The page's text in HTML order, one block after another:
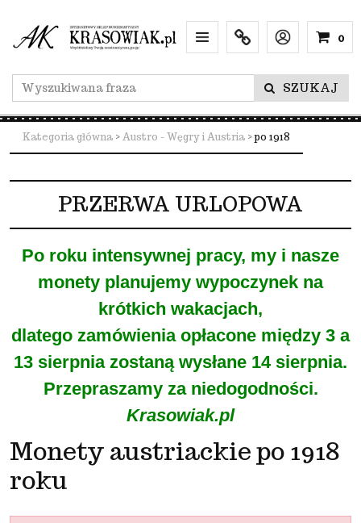
Menu Info Lang
SZUKAJ
0
Kategoria główna > Austro - Węgry i Austria > po 1918
PRZERWA URLOPOWA
Po roku intensywnej pracy, my i nasze
monety planujemy wypoczynek na
krótkich wakacjach,
dlatego zamówienia opłacone między 3 a
13 sierpnia zostaną wysłane 14 sierpnia.
Przepraszamy za niedogodności.
Krasowiak.pl
Monety austriackie po 1918
roku